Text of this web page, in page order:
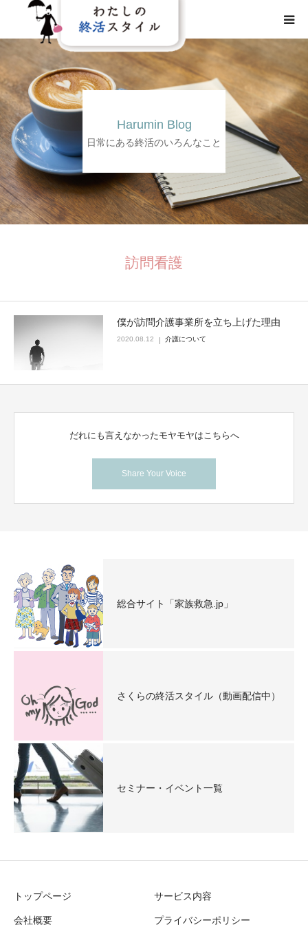
Harumin Blog
日常にある終活のいろんなこと
訪問看護
僕が訪問介護事業所を立ち上げた理由
2020.08.12 介護について
だれにも言えなかったモヤモヤはこちらへ
Share Your Voice
総合サイト「家族救急.jp」
さくらの終活スタイル（動画配信中）
セミナー・イベント一覧
トップページ サービス内容
会社概要 プライバシーポリシー
わたしの終活スタイルとは
事業概要
事業内容
メディア